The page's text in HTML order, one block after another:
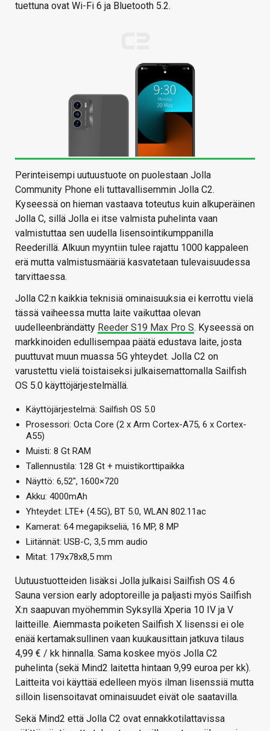
tuettuna ovat Wi-Fi 6 ja Bluetooth 5.2.
Perinteisempi uutuustuote on puolestaan Jolla
Community Phone eli tuttavallisemmin Jolla C2.
Kyseessä on hieman vastaava toteutus kuin alkuperäinen
Jolla C, sillä Jolla ei itse valmista puhelinta vaan
valmistuttaa sen uudella lisensointikumppanilla
Reederillä. Alkuun myyntiin tulee rajattu 1000 kappaleen
erä mutta valmistusmääriä kasvatetaan tulevaisuudessa
tarvittaessa.
Jolla C2:n kaikkia teknisiä ominaisuuksia ei kerrottu vielä
tässä vaiheessa mutta laite vaikuttaa olevan
uudelleenbrändätty Reeder S19 Max Pro S. Kyseessä on
markkinoiden edullisempaa päätä edustava laite, josta
puuttuvat muun muassa 5G yhteydet. Jolla C2 on
varustettu vielä toistaiseksi julkaisemattomalla Sailfish
OS 5.0 käyttöjärjestelmällä.
Käyttöjärjestelmä: Sailfish OS 5.0
Prosessori: Octa Core (2 x Arm Cortex-A75, 6 x Cortex-
A55)
Muisti: 8 Gt RAM
Tallennustila: 128 Gt + muistikorttipaikka
Näyttö: 6,52″, 1600×720
Akku: 4000mAh
Yhteydet: LTE+ (4.5G), BT 5.0, WLAN 802.11ac
Kamerat: 64 megapikseliä, 16 MP, 8 MP
Liitännät: USB-C, 3,5 mm audio
Mitat: 179x78x8,5 mm
Uutuustuotteiden lisäksi Jolla julkaisi Sailfish OS 4.6
Sauna version early adoptoreille ja paljasti myös Sailfish
X:n saapuvan myöhemmin Syksyllä Xperia 10 IV ja V
laitteille. Aiemmasta poiketen Sailfish X lisenssi ei ole
enää kertamaksullinen vaan kuukausittain jatkuva tilaus
4,99 € / kk hinnalla. Sama koskee myös Jolla C2
puhelinta (sekä Mind2 laitetta hintaan 9,99 euroa per kk).
Laitteita voi käyttää edelleen myös ilman lisenssiä mutta
silloin lisensoitavat ominaisuudet eivät ole saatavilla.
Sekä Mind2 että Jolla C2 ovat ennakkotilattavissa